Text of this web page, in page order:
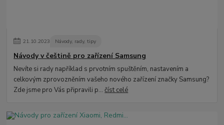
21.10.2023 Návody, rady, tipy
Návody v češtině pro zařízení Samsung
Nevíte si rady například s prvotním spuštěním, nastavením a
celkovým zprovozněním vašeho nového zařízení značky Samsung?
Zde jsme pro Vás připravili p...číst celé